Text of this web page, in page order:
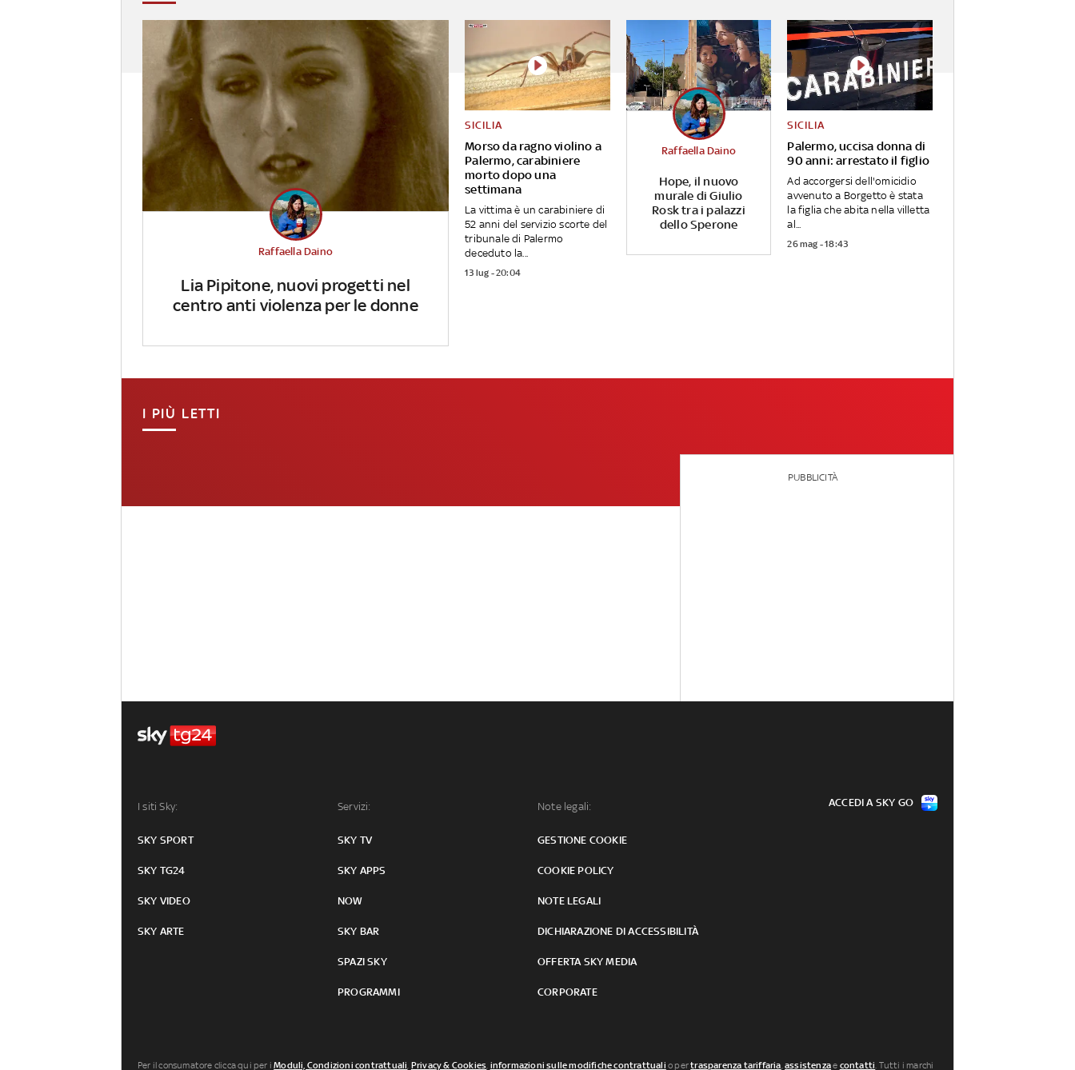
Lia Pipitone, nuovi progetti nel
centro anti violenza per le donne
Raffaella Daino
Morso da ragno violino a
Palermo, carabiniere
morto dopo una
settimana
SICILIA
La vittima è un carabiniere di
52 anni del servizio scorte del
tribunale di Palermo
deceduto la...
13 lug - 20:04
Hope, il nuovo
murale di Giulio
Rosk tra i palazzi
dello Sperone
Raffaella Daino
Palermo, uccisa donna di
90 anni: arrestato il figlio
SICILIA
Ad accorgersi dell'omicidio
avvenuto a Borgetto è stata
la figlia che abita nella villetta
al...
26 mag - 18:43
I PIÙ LETTI
PUBBLICITÀ
I siti Sky:
SKY SPORT
SKY TG24
SKY VIDEO
SKY ARTE
Servizi:
SKY TV
SKY APPS
NOW
SKY BAR
SPAZI SKY
PROGRAMMI
Note legali:
GESTIONE COOKIE
COOKIE POLICY
NOTE LEGALI
DICHIARAZIONE DI ACCESSIBILITÀ
OFFERTA SKY MEDIA
CORPORATE
ACCEDI A SKY GO
Per il consumatore clicca qui per iModuli, Condizioni contrattuali, Privacy & Cookies, informazioni sulle modifiche contrattuali o pertrasparenza tariffaria,assistenzae contatti. Tutti i marchi